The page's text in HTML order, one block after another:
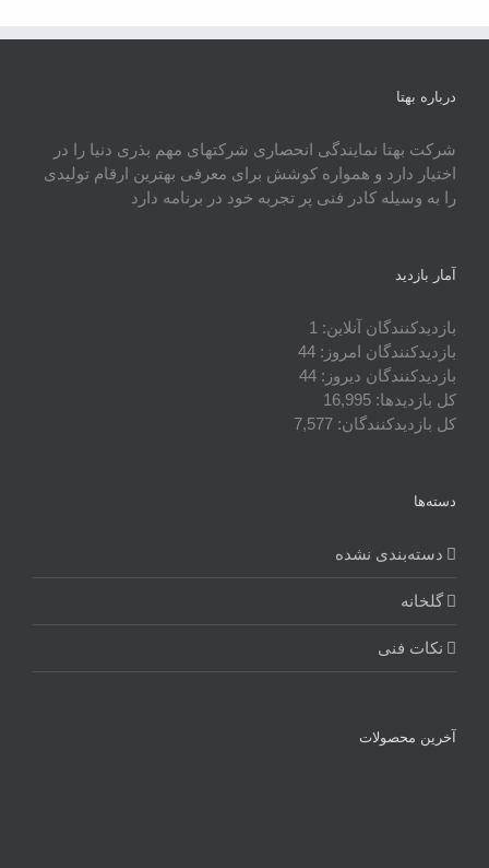
درباره بهتا
شرکت بهتا نمایندگی انحصاری شرکتهای مهم بذری دنیا را در
اختیار دارد و همواره کوشش برای معرفی بهترین ارقام تولیدی
را به وسیله کادر فنی پر تجربه خود در برنامه دارد
آمار بازدید
بازدیدکنندگان آنلاین: 1
بازدیدکنندگان امروز: 44
بازدیدکنندگان دیروز: 44
کل بازدیدها: 16,995
کل بازدیدکنند‌گان: 7,577
دسته‌ها
دسته‌بندی نشده
گلخانه
نکات فنی
آخرین محصولات